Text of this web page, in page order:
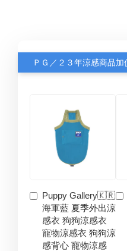
Puppy Gallery🇰🇷
海軍藍 夏季外出涼
感衣 狗狗涼感衣
寵物涼感衣 狗狗涼
感背心 寵物涼感